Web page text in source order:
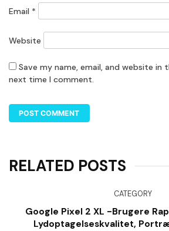
Email *
Website
Save my name, email, and website in
next time I comment.
RELATED POSTS
CATEGORY
Google Pixel 2 XL -brugere
Lydoptagelseskvalitet,